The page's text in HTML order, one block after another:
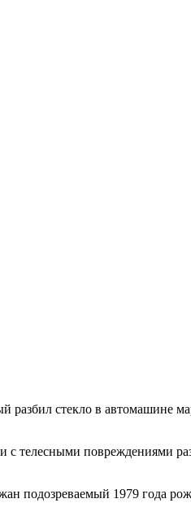
разбил стекло в автомашине
с телесными повреждениями
подозреваемый 1979 года